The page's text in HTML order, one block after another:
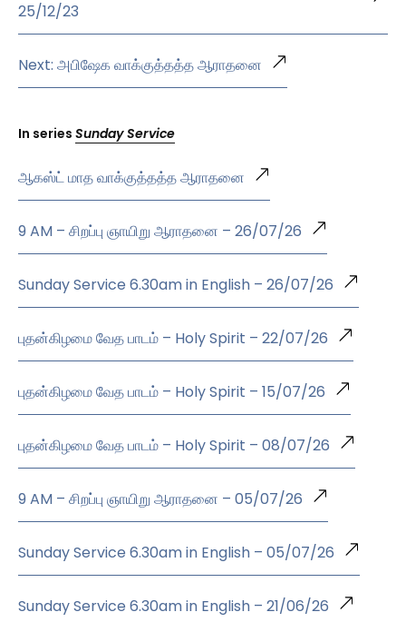
25/12/23
Next: அபிஷேக வாக்குத்தத்த ஆராதனை
In series Sunday Service
ஆகஸ்ட் மாத வாக்குத்தத்த ஆராதனை
9 AM – சிறப்பு ஞாயிறு ஆராதனை – 26/07/26
Sunday Service 6.30am in English – 26/07/26
புதன்கிழமை வேத பாடம் – Holy Spirit – 22/07/26
புதன்கிழமை வேத பாடம் – Holy Spirit – 15/07/26
புதன்கிழமை வேத பாடம் – Holy Spirit – 08/07/26
9 AM – சிறப்பு ஞாயிறு ஆராதனை – 05/07/26
Sunday Service 6.30am in English – 05/07/26
Sunday Service 6.30am in English – 21/06/26